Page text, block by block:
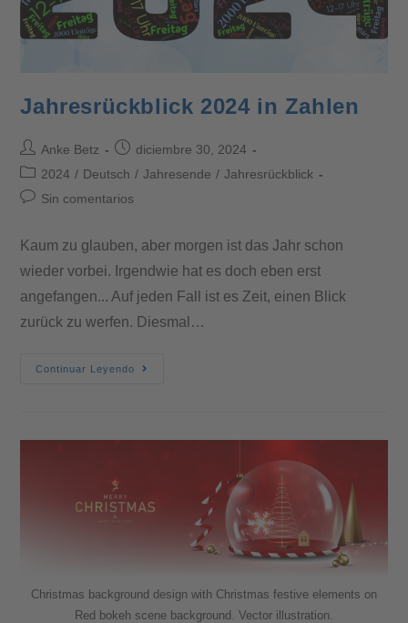
Jahresrückblick 2024 in Zahlen
Anke Betz
diciembre 30, 2024
2024 / Deutsch / Jahresende / Jahresrückblick
Sin comentarios
Kaum zu glauben, aber morgen ist das Jahr schon
wieder vorbei. Irgendwie hat es doch eben erst
angefangen... Auf jeden Fall ist es Zeit, einen Blick
zurück zu werfen. Diesmal…
Continuar Leyendo
Christmas background design with Christmas festive elements on
Red bokeh scene background. Vector illustration.